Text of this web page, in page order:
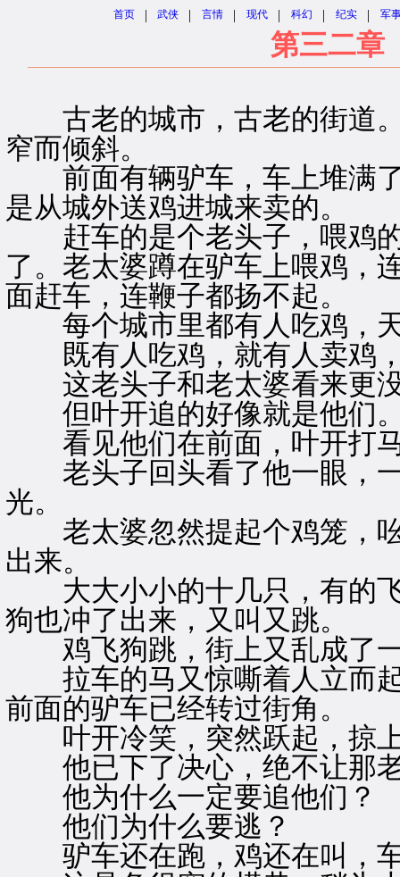
首页 | 武侠 | 言情 | 现代 | 科幻 | 纪实 | 军
第三二
古老的城市，古老的街道。
窄而倾斜。
前面有辆驴车，车上堆满了
是从城外送鸡进城来卖的。
赶车的是个老头子，喂鸡的
了。老太婆蹲在驴车上喂鸡，
面赶车，连鞭子都扬不起。
每个城市里都有人吃鸡，
既有人吃鸡，就有人卖鸡，
这老头子和老太婆看来更没
但叶开追的好像就是他们
看见他们在前面，叶开打
老头子回头看了他一眼，一
光。
老太婆忽然提起个鸡笼，吆
出来。
大大小小的十几只，有的飞
狗也冲了出来，又叫又跳。
鸡飞狗跳，街上又乱成了
拉车的马又惊嘶着人立而起
前面的驴车已经转过街角。
叶开冷笑，突然跃起，掠
他已下了决心，绝不让那
他为什么一定要追他们？
他们为什么要逃？
驴车还在跑，鸡还在叫，车